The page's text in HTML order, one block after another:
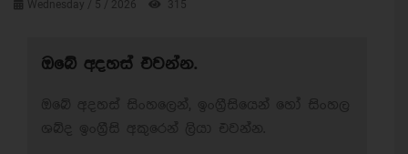
Wednesday / 5 / 2026 315
ඔබේ අදහස් එවන්න.